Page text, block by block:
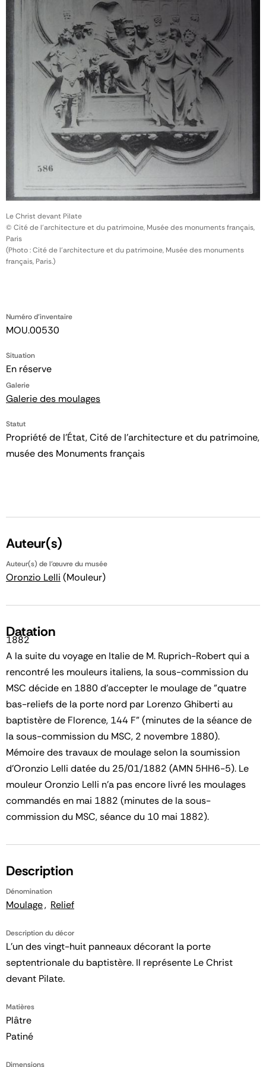
Numéro d'inventaire
MOU.00530
Situation
En réserve
Galerie
Galerie des moulages
Statut
Propriété de l’État, Cité de l’architecture et du patrimoine,
musée des Monuments français
Le Christ devant Pilate
© Cité de l'architecture et du patrimoine, Musée des monuments français,
Paris
(Photo : Cité de l'architecture et du patrimoine, Musée des monuments
français, Paris.)
Auteur(s)
Auteur(s) de l'œuvre du musée
Oronzio Lelli (Mouleur)
Datation
1882
A la suite du voyage en Italie de M. Ruprich-Robert qui a
rencontré les mouleurs italiens, la sous-commission du
MSC décide en 1880 d'accepter le moulage de "quatre
bas-reliefs de la porte nord par Lorenzo Ghiberti au
baptistère de Florence, 144 F" (minutes de la séance de
la sous-commission du MSC, 2 novembre 1880).
Mémoire des travaux de moulage selon la soumission
d'Oronzio Lelli datée du 25/01/1882 (AMN 5HH6-5). Le
mouleur Oronzio Lelli n'a pas encore livré les moulages
commandés en mai 1882 (minutes de la sous-
commission du MSC, séance du 10 mai 1882).
Description
Dénomination
Moulage Relief
Description du décor
L'un des vingt-huit panneaux décorant la porte
septentrionale du baptistère. Il représente Le Christ
devant Pilate.
Matières
Plâtre
Patiné
Dimensions